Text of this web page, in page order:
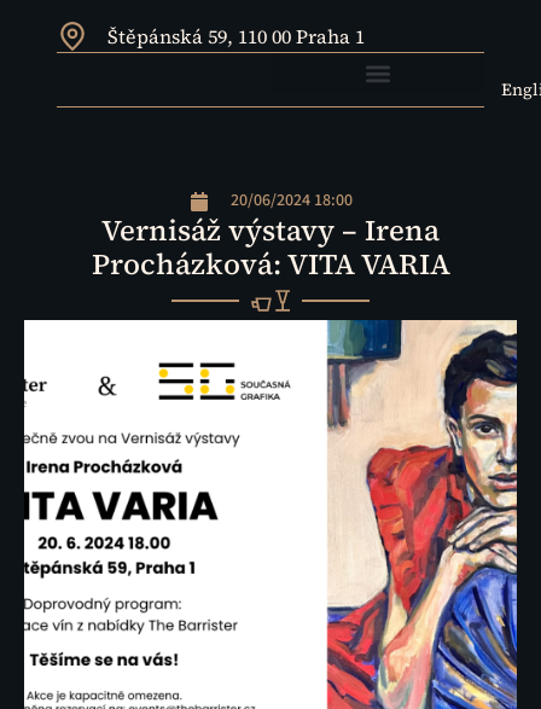
Štěpánská 59, 110 00 Praha 1
20/06/2024 18:00
Vernisáž výstavy – Irena
Procházková: VITA VARIA